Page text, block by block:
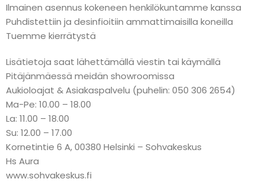
Ilmainen asennus kokeneen henkilökuntamme kanssa
Puhdistettiin ja desinfioitiin ammattimaisilla koneilla
Tuemme kierrätystä
Lisätietoja saat lähettämällä viestin tai käymällä
Pitäjänmäessä meidän showroomissa
Aukioloajat & Asiakaspalvelu (puhelin: 050 306 2654)
Ma-Pe: 10.00 – 18.00
La: 11.00 – 18.00
Su: 12.00 – 17.00
Kornetintie 6 A, 00380 Helsinki – Sohvakeskus
Hs Aura
www.sohvakeskus.fi